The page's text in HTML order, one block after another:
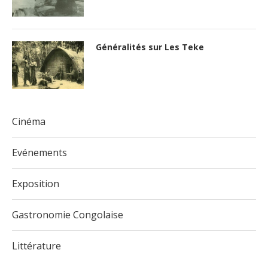
Généralités sur Les Teke
Cinéma
Evénements
Exposition
Gastronomie Congolaise
Littérature